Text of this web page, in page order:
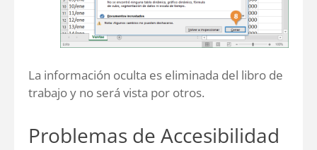
La información oculta es eliminada del libro de
trabajo y no será vista por otros.
Problemas de Accesibilidad